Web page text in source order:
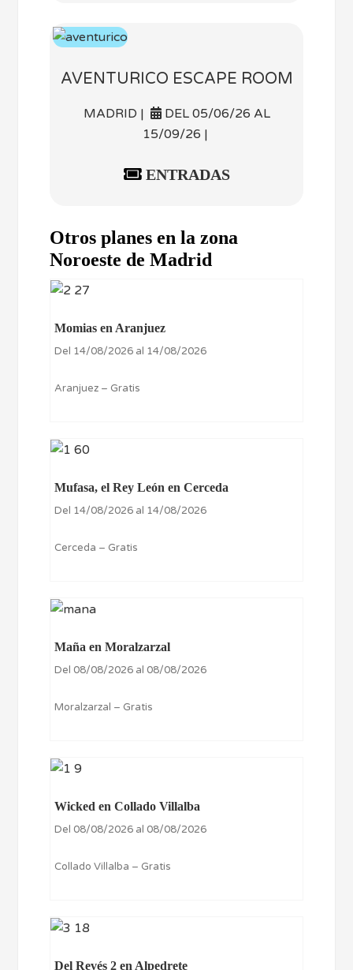
AVENTURICO ESCAPE ROOM
MADRID |
DEL 05/06/26 AL
15/09/26 |
ENTRADAS
Otros planes en la zona
Noroeste de Madrid
Momias en Aranjuez
Del 14/08/2026 al 14/08/2026
Aranjuez – Gratis
Mufasa, el Rey León en Cerceda
Del 14/08/2026 al 14/08/2026
Cerceda – Gratis
Maña en Moralzarzal
Del 08/08/2026 al 08/08/2026
Moralzarzal – Gratis
Wicked en Collado Villalba
Del 08/08/2026 al 08/08/2026
Collado Villalba – Gratis
Del Revés 2 en Alpedrete